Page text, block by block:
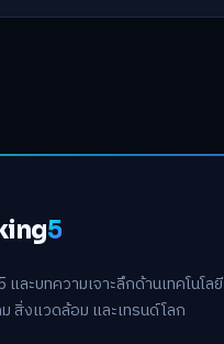
5
ละบทความเจาะลึกด้านเทคโนโลยี
สิ่งแวดล้อม และเทรนด์โลก